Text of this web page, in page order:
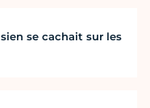
se cachait sur les